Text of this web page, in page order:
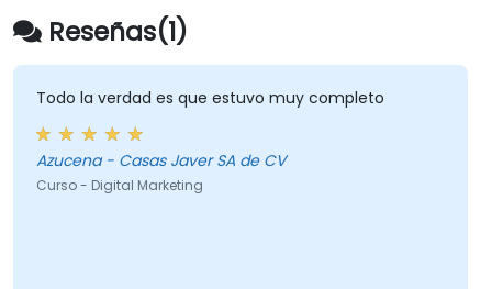
Reseñas(1)
Todo la verdad es que estuvo muy completo
Azucena - Casas Javer SA de CV
Curso - Digital Marketing